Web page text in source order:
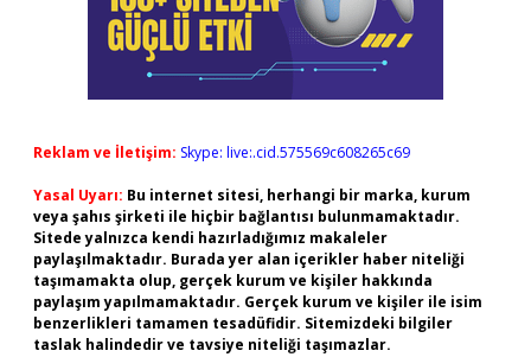
Reklam ve İletişim: Skype: live:.cid.575569c608265c69
Yasal Uyarı: Bu internet sitesi, herhangi bir marka, kurum
veya şahıs şirketi ile hiçbir bağlantısı bulunmamaktadır.
Sitede yalnızca kendi hazırladığımız makaleler
paylaşılmaktadır. Burada yer alan içerikler haber niteliği
taşımamakta olup, gerçek kurum ve kişiler hakkında
paylaşım yapılmamaktadır. Gerçek kurum ve kişiler ile isim
benzerlikleri tamamen tesadüfidir. Sitemizdeki bilgiler
taslak halindedir ve tavsiye niteliği taşımazlar.